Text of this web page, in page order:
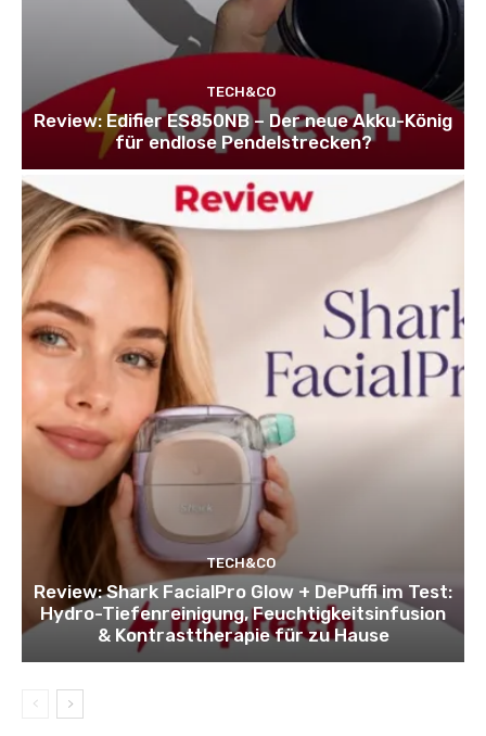
TECH&CO
Review: Edifier ES850NB – Der neue Akku-König
für endlose Pendelstrecken?
TECH&CO
Review: Shark FacialPro Glow + DePuffi im Test:
Hydro-Tiefenreinigung, Feuchtigkeitsinfusion
& Kontrasttherapie für zu Hause